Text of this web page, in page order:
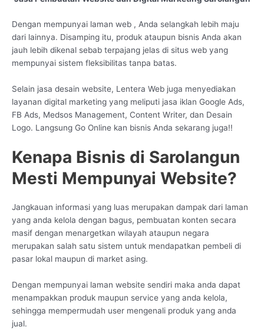
Dengan mempunyai laman web , Anda selangkah lebih maju
dari lainnya. Disamping itu, produk ataupun bisnis Anda akan
jauh lebih dikenal sebab terpajang jelas di situs web yang
mempunyai sistem fleksibilitas tanpa batas.
Selain jasa desain website, Lentera Web juga menyediakan
layanan digital marketing yang meliputi jasa iklan Google Ads,
FB Ads, Medsos Management, Content Writer, dan Desain
Logo. Langsung Go Online kan bisnis Anda sekarang juga!!
Kenapa Bisnis di Sarolangun
Mesti Mempunyai Website?
Jangkauan informasi yang luas merupakan dampak dari laman
yang anda kelola dengan bagus, pembuatan konten secara
masif dengan menargetkan wilayah ataupun negara
merupakan salah satu sistem untuk mendapatkan pembeli di
pasar lokal maupun di market asing.
Dengan mempunyai laman website sendiri maka anda dapat
menampakkan produk maupun service yang anda kelola,
sehingga mempermudah user mengenali produk yang anda
jual.